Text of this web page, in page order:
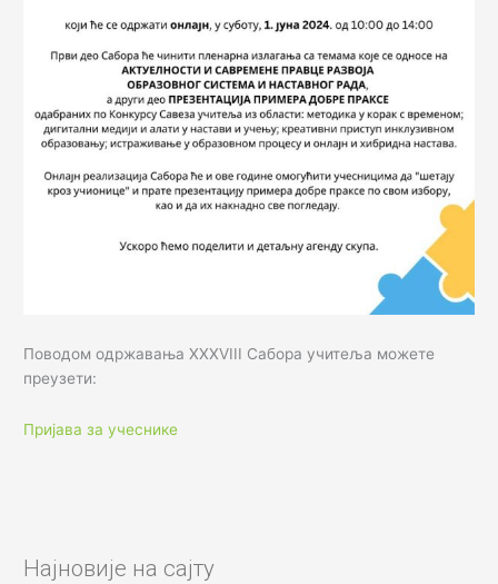
Поводом одржавања XXXVIII Сабора учитеља можете
преузети:
Пријава за учеснике
Најновије на сајту